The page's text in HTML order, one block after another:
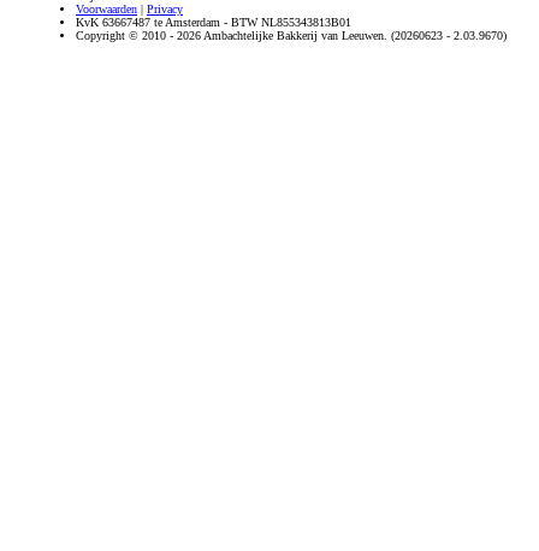
Voorwaarden | Privacy
KvK 63667487 te Amsterdam - BTW NL855343813B01
Copyright © 2010 - 2026 Ambachtelijke Bakkerij van Leeuwen. (20260623 - 2.03.9670)